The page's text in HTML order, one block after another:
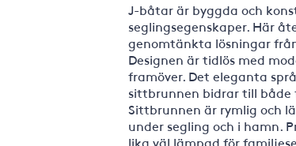
J-båtar är byggda och
seglingsegenskaper. Här
genomtänkta lösningar
Designen är tidlös med
framöver. Det eleganta
sittbrunnen bidrar till
Sittbrunnen är rymlig och
under segling och i hamn.
lika väl lämpad för